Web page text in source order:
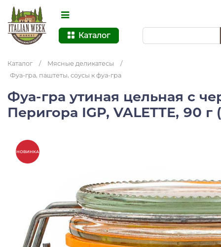
Каталог
Каталог / Мясные деликатесы
/
Фуа-гра, паштеты, соусы к фуа-гра
Фуа-гра утиная цельная с
Перигора IGP, VALETTE, 90 г
НОВИНКА